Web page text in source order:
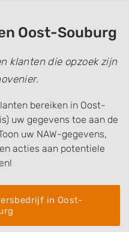
Oost-Souburg
klanten die opzoek zijn
bereiken in Oost-
uw gegevens toe aan de
uw NAW-gegevens,
acties aan potentiele
in Oost-